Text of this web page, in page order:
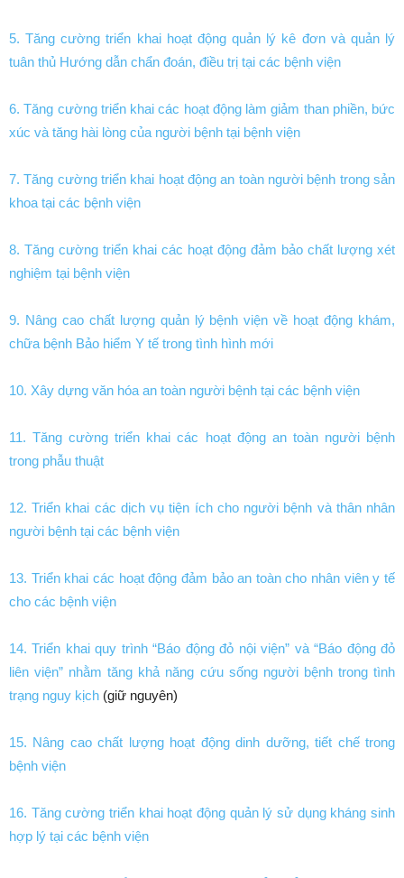
5. Tăng cường triển khai hoạt động quản lý kê đơn và quản lý
tuân thủ Hướng dẫn chẩn đoán, điều trị tại các bệnh viện
6. Tăng cường triển khai các hoạt động làm giảm than phiền, bức
xúc và tăng hài lòng của người bệnh tại bệnh viện
7. Tăng cường triển khai hoạt động an toàn người bệnh trong sản
khoa tại các bệnh viện
8. Tăng cường triển khai các hoạt động đảm bảo chất lượng xét
nghiệm tại bệnh viện
9. Nâng cao chất lượng quản lý bệnh viện về hoạt động khám,
chữa bệnh Bảo hiểm Y tế trong tình hình mới
10. Xây dựng văn hóa an toàn người bệnh tại các bệnh viện
11. Tăng cường triển khai các hoạt động an toàn người bệnh
trong phẫu thuật
12. Triển khai các dịch vụ tiện ích cho người bệnh và thân nhân
người bệnh tại các bệnh viện
13. Triển khai các hoạt động đảm bảo an toàn cho nhân viên y tế
cho các bệnh viện
14. Triển khai quy trình “Báo động đỏ nội viện” và “Báo động đỏ
liên viện” nhằm tăng khả năng cứu sống người bệnh trong tình
trạng nguy kịch (giữ nguyên)
15. Nâng cao chất lượng hoạt động dinh dưỡng, tiết chế trong
bệnh viện
16. Tăng cường triển khai hoạt động quản lý sử dụng kháng sinh
hợp lý tại các bệnh viện